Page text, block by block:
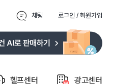
채팅 로그인 / 회원가입
헬프센터 광고센터